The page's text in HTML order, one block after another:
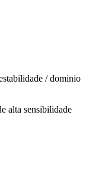
/ dominio
alta sensibilidade